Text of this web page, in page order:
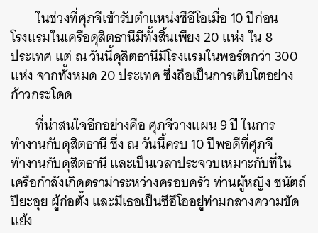
ในช่วงที่ศุภจีเข้ารับตำแหน่งซีอีโอเมื่อ 10 ปีก่อน
โรงแรมในเครือดุสิตธานีมีทั้งสิ้นเพียง 20 แห่ง ใน 8
ประเทศ แต่ ณ วันนี้ดุสิตธานีมีโรงแรมในพอร์ตกว่า 300
แห่ง จากทั้งหมด 20 ประเทศ ซึ่งถือเป็นการเติบโตอย่าง
ก้าวกระโดด
ที่น่าสนใจอีกอย่างคือ ศุภจีวางแผน 9 ปี ในการ
ทำงานกับดุสิตธานี ซึ่ง ณ วันนี้ครบ 10 ปีพอดีที่ศุภจี
ทำงานกับดุสิตธานี และเป็นเวลาประจวบเหมาะกับที่ใน
เครือกำลังเกิดดราม่าระหว่างครอบครัว ท่านผู้หญิง ชนัตถ์
ปิยะอุย ผู้ก่อตั้ง และมีเธอเป็นซีอีโออยู่ท่ามกลางความขัด
แย้ง